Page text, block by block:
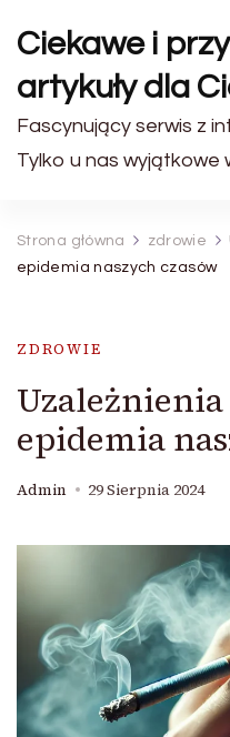
Ciekawe i
artykuły dla
Fascynujący serwis z
Tylko u nas wyjątkowe
Strona główna zdrowie
epidemia naszych czasów
ZDROWIE
epidemia
Admin 29 Sierpnia 2024